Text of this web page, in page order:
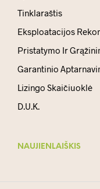
Tinklaraštis
Eksploatacijos
Pristatymo Ir
Garantinio
Lizingo Skaičiuoklė
D.U.K.
NAUJIENLAIŠKIS